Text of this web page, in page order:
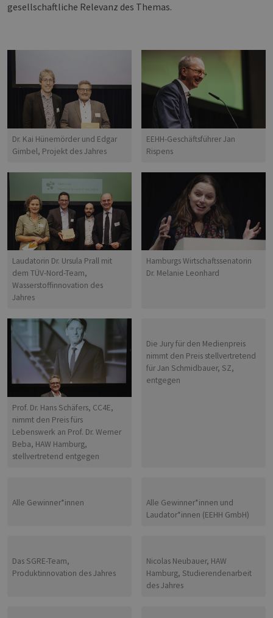
gesellschaftliche Relevanz des Themas.
Dr. Kai Hünemörder und Edgar
Gimbel, Projekt des Jahres
EEHH-Geschäftsführer Jan
Rispens
Laudatorin Dr. Ursula Prall mit
dem TÜV-Nord-Team,
Wasserstoffinnovation des
Jahres
Hamburgs Wirtschaftssenatorin
Dr. Melanie Leonhard
Prof. Dr. Hans Schäfers, CC4E,
nimmt den Preis fürs
Lebenswerk an Prof. Dr. Werner
Beba, HAW Hamburg,
stellvertretend entgegen
Die Jury für den Medienpreis
nimmt den Preis stellvertretend
für Jan Schmidbauer, SZ,
entgegen
Alle Gewinner*innen
Alle Gewinner*innen und
Laudator*innen (EEHH GmbH)
Das SGRE-Team,
Produktinnovation des Jahres
Nicolas Neubauer, HAW
Hamburg, Studierendenarbeit
des Jahres